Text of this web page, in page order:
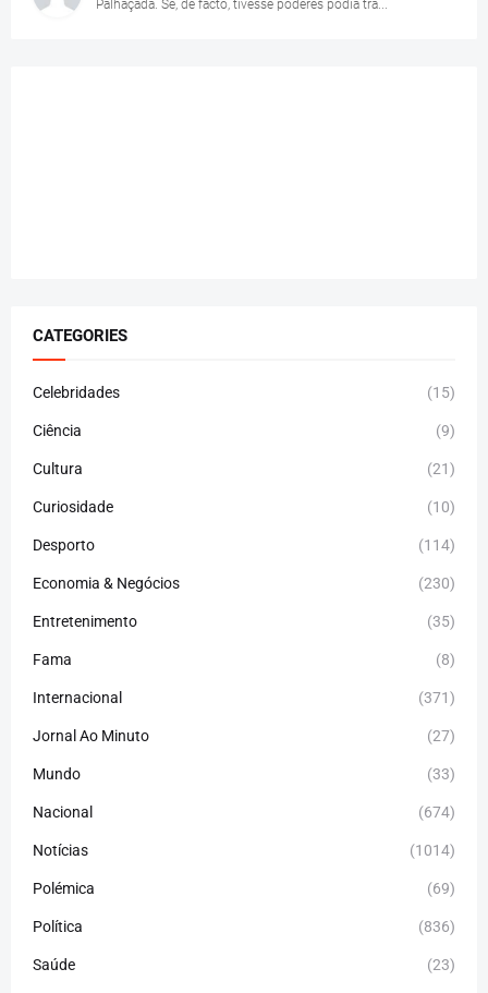
Palhaçada. Se, de facto, tivesse poderes podia tra...
CATEGORIES
Celebridades (15)
Ciência (9)
Cultura (21)
Curiosidade (10)
Desporto (114)
Economia & Negócios (230)
Entretenimento (35)
Fama (8)
Internacional (371)
Jornal Ao Minuto (27)
Mundo (33)
Nacional (674)
Notícias (1014)
Polémica (69)
Política (836)
Saúde (23)